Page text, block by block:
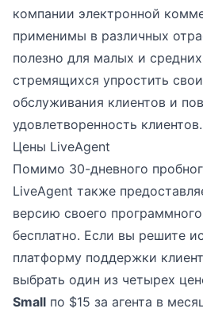
компании электронной
применимы в различных
полезно для малых и
стремящихся упростить
обслуживания клиентов и
удовлетворенность клиентов.
Цены LiveAgent
Помимо 30-дневного
LiveAgent также
версию своего
бесплатно. Если вы решите
платформу поддержки
выбрать один из четырех
Small по $15 за агента в